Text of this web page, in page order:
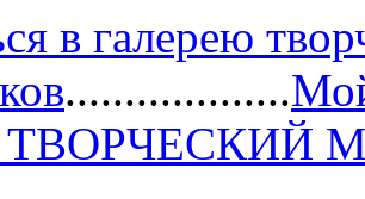
в галерею
...................
ТВОРЧЕСКИЙ